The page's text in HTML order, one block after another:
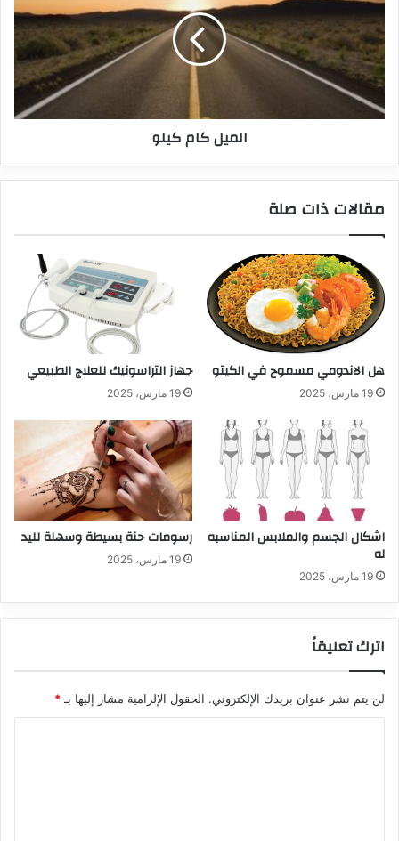
الميل كام كيلو
مقالات ذات صلة
هل الاندومي مسموح في الكيتو
19 مارس، 2025
جهاز التراسونيك للعلاج الطبيعي
19 مارس، 2025
اشكال الجسم والملابس المناسبه
له
19 مارس، 2025
رسومات حنة بسيطة وسهلة لليد
19 مارس، 2025
اترك تعليقاً
لن يتم نشر عنوان بريدك الإلكتروني. الحقول الإلزامية مشار إليها بـ *